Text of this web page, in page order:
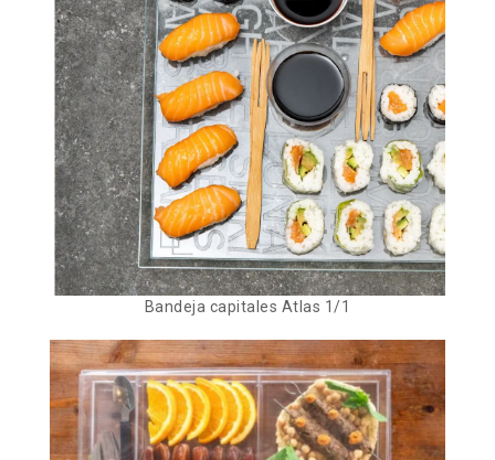
Bandeja capitales Atlas 1/1